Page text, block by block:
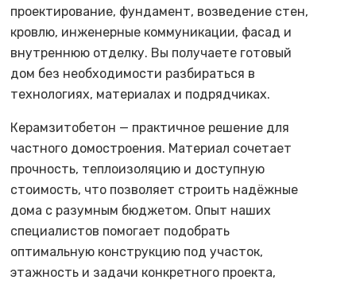
проектирование, фундамент, возведение стен,
кровлю, инженерные коммуникации, фасад и
внутреннюю отделку. Вы получаете готовый
дом без необходимости разбираться в
технологиях, материалах и подрядчиках.
Керамзитобетон — практичное решение для
частного домостроения. Материал сочетает
прочность, теплоизоляцию и доступную
стоимость, что позволяет строить надёжные
дома с разумным бюджетом. Опыт наших
специалистов помогает подобрать
оптимальную конструкцию под участок,
этажность и задачи конкретного проекта,